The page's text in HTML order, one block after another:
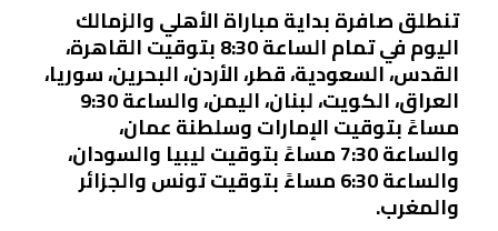
تنطلق صافرة بداية مباراة الأهلي والزمالك
اليوم في تمام الساعة 8:30 بتوقيت القاهرة،
القدس، السعودية، قطر، الأردن، البحرين، سوريا،
العراق، الكويت، لبنان، اليمن، والساعة 9:30
مساءً بتوقيت الإمارات وسلطنة عمان،
والساعة 7:30 مساءً بتوقيت ليبيا والسودان،
والساعة 6:30 مساءً بتوقيت تونس والجزائر
والمغرب.